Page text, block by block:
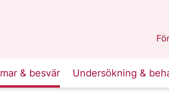
& besvär Undersökning &